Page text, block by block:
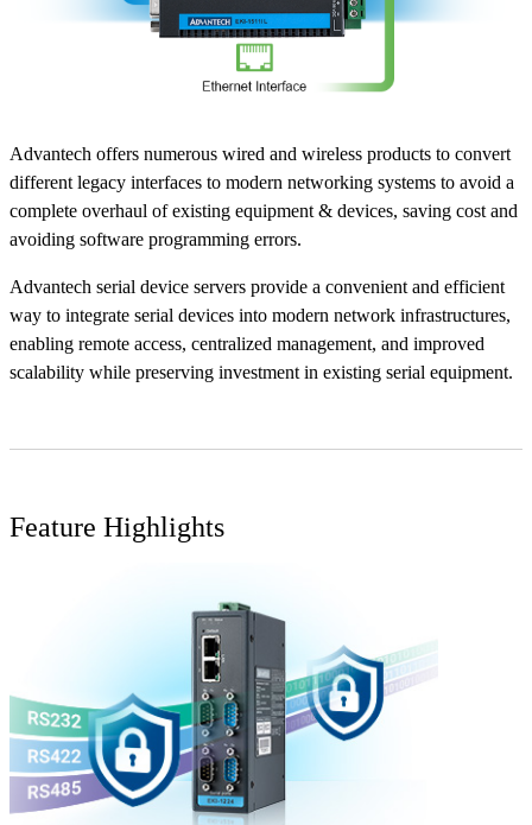
Advantech offers numerous wired and wireless products to convert
different legacy interfaces to modern networking systems to avoid a
complete overhaul of existing equipment & devices, saving cost and
avoiding software programming errors.
Advantech serial device servers provide a convenient and efficient
way to integrate serial devices into modern network infrastructures,
enabling remote access, centralized management, and improved
scalability while preserving investment in existing serial equipment.
Feature Highlights